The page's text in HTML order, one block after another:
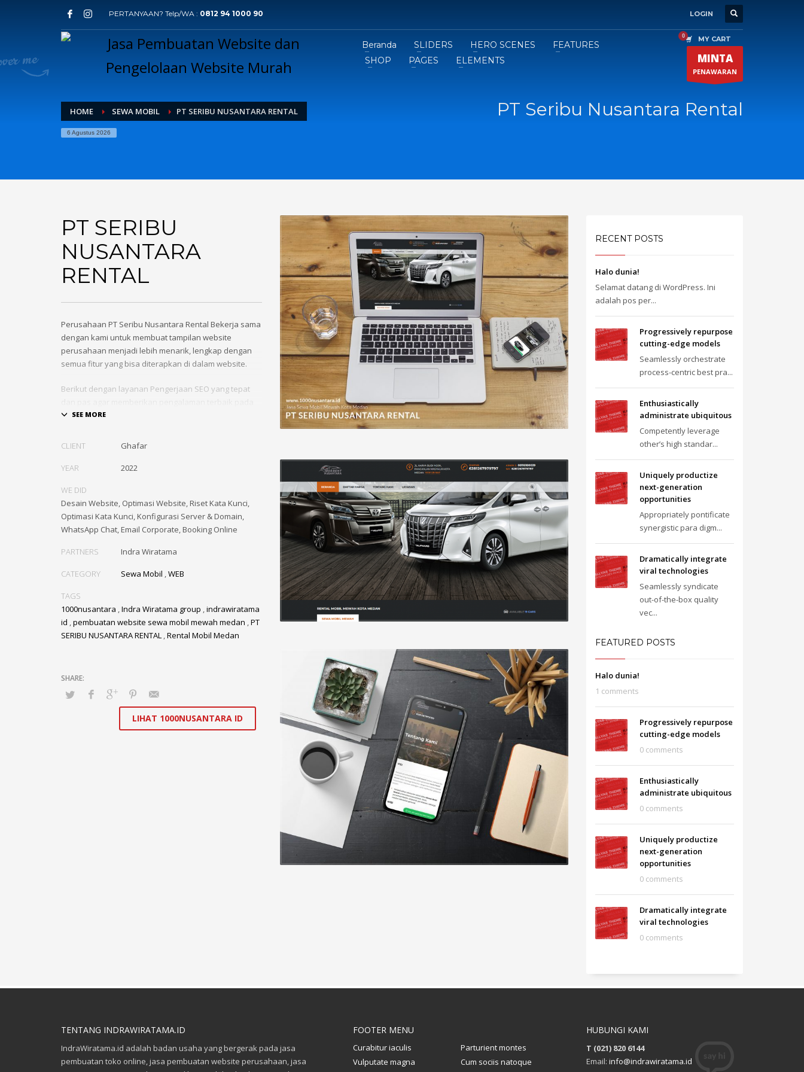
PERTANYAAN? Telp/WA : 0812 94 1000 90 LOGIN
Beranda SLIDERS HERO SCENES
FEATURES
SHOP
PAGES ELEMENTS
MY CART
MINTA
PENAWARAN
HOME SEWA MOBIL PT SERIBU NUSANTARA RENTAL
6 Agustus 2026
PT Seribu Nusantara Rental
PT SERIBU
NUSANTARA
RENTAL
Perusahaan PT Seribu Nusantara Rental Bekerja sama
dengan kami untuk membuat tampilan website
perusahaan menjadi lebih menarik, lengkap dengan
semua fitur yang bisa diterapkan di dalam website.
Berikut dengan layanan Pengerjaan SEO yang tepat
website dan konsumen untuk mendapatkan informasi
Website
Jasa Pembuatan Website – SEO – AdWords
CLIENT Ghafar
YEAR 2022
WE DID
Desain Website, Optimasi Website, Riset Kata Kunci,
Optimasi Kata Kunci, Konfigurasi Server & Domain,
WhatsApp Chat, Email Corporate, Booking Online
PARTNERS Indra Wiratama
CATEGORY Sewa Mobil ,WEB
TAGS
1000nusantara ,Indra Wiratama group ,indrawiratama
id ,pembuatan website sewa mobil mewah medan ,PT
SERIBU NUSANTARA RENTAL ,Rental Mobil Medan
LIHAT 1000NUSANTARA ID
RECENT POSTS
Halo dunia!
Selamat datang di WordPress. Ini
adalah pos per...
Progressively repurpose
cutting-edge models
Seamlessly orchestrate
process-centric best pra...
Enthusiastically
administrate ubiquitous
Competently leverage
other’s high standar...
Uniquely productize
next-generation
opportunities
Appropriately pontificate
synergistic para digm...
Dramatically integrate
viral technologies
Seamlessly syndicate
out-of-the-box quality
vec...
FEATURED POSTS
Halo dunia!
1 comments
Progressively repurpose
cutting-edge models
0 comments
Enthusiastically
administrate ubiquitous
0 comments
Uniquely productize
next-generation
opportunities
0 comments
Dramatically integrate
viral technologies
0 comments
TENTANG INDRAWIRATAMA.ID
IndraWiratama.id adalah badan usaha yang bergerak pada jasa
pembuatan toko online, jasa pembuatan website perusahaan, jasa
FOOTER MENU
Curabitur iaculis
Parturient montes
Vulputate magna
Cum sociis natoque
HUBUNGI KAMI
T (021) 820 6144
Email: info@indrawiratama.id